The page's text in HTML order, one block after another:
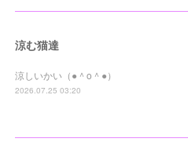
涼む猫達
涼しいかい（●＾o＾●）
2026.07.25 03:20